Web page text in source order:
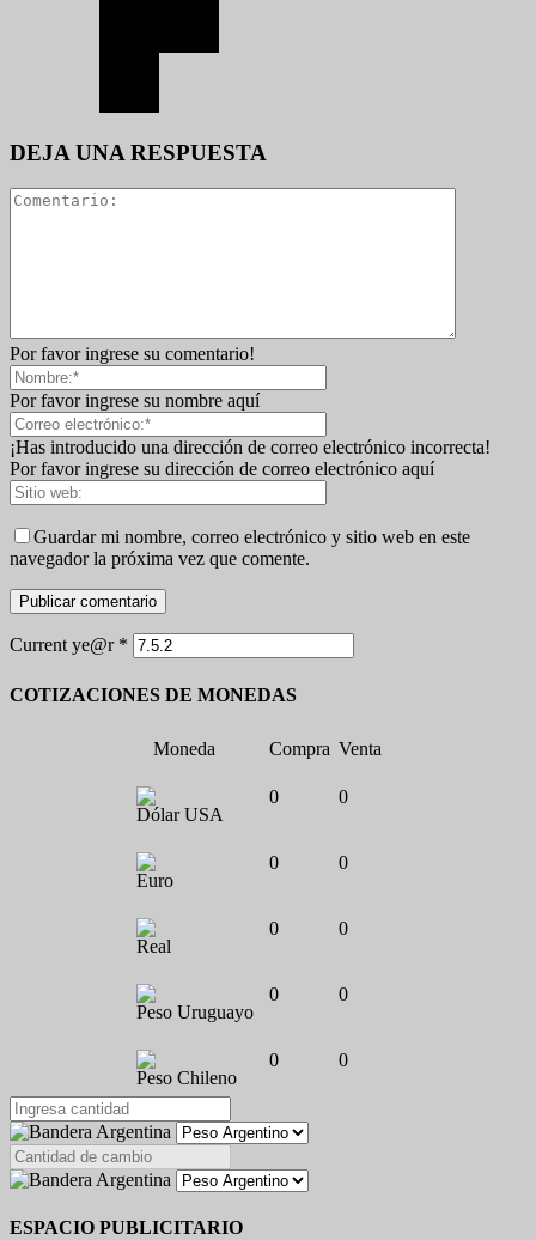
DEJA UNA RESPUESTA
Por favor ingrese su comentario!
Por favor ingrese su nombre aquí
¡Has introducido una dirección de correo electrónico incorrecta!
Por favor ingrese su dirección de correo electrónico aquí
Guardar mi nombre, correo electrónico y sitio web en este
navegador la próxima vez que comente.
Current ye@r *
COTIZACIONES DE MONEDAS
Moneda Compra Venta
Dólar USA
0 0
Euro
0 0
Real
0 0
Peso Uruguayo
0 0
Peso Chileno
0 0
ESPACIO PUBLICITARIO